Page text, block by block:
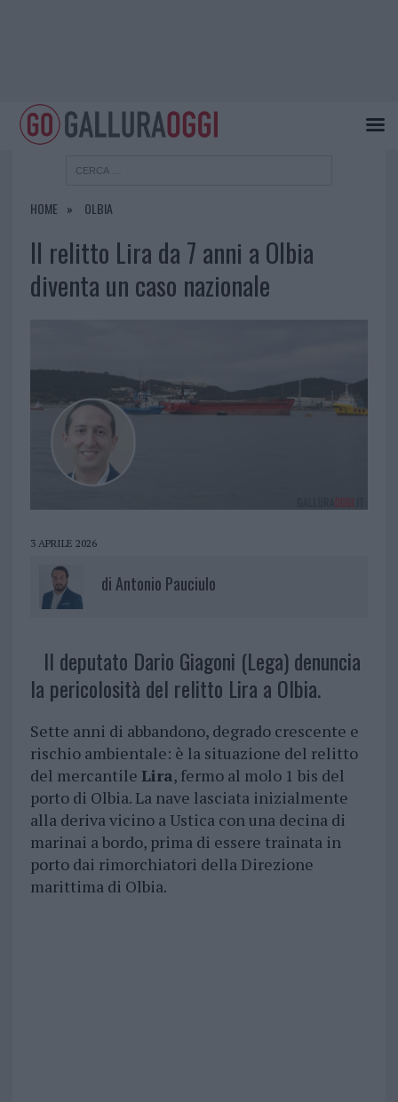
HOME OLBIA
Il relitto Lira da 7 anni a Olbia
diventa un caso nazionale
3 APRILE 2026
diAntonio Pauciulo
Il deputato Dario Giagoni (Lega) denuncia
la pericolosità del relitto Lira a Olbia.
Sette anni di abbandono, degrado crescente e
rischio ambientale: è la situazione del relitto
del mercantile Lira, fermo al molo 1 bis del
porto di Olbia. La nave lasciata inizialmente
alla deriva vicino a Ustica con una decina di
marinai a bordo, prima di essere trainata in
porto dai rimorchiatori della Direzione
marittima di Olbia.